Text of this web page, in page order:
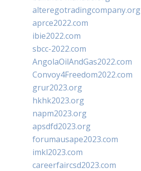
alteregotradingcompany.org
aprce2022.com
ibie2022.com
sbcc-2022.com
AngolaOilAndGas2022.com
Convoy4Freedom2022.com
grur2023.org
hkhk2023.org
napm2023.org
apsdfd2023.org
forumausape2023.com
imkl2023.com
careerfaircsd2023.com